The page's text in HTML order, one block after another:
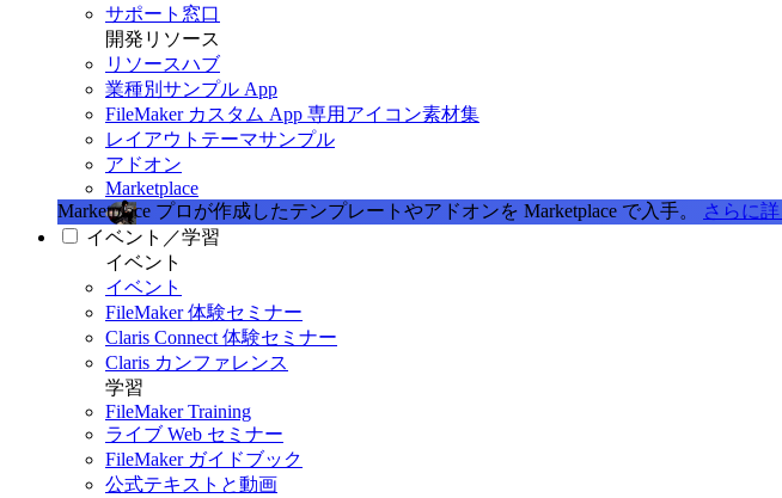
サポート窓口
開発リソース
リソースハブ
業種別サンプル App
FileMaker カスタム App 専用アイコン素材集
レイアウトテーマサンプル
アドオン
Marketplace
Marketplace プロが作成したテンプレートやアドオンを Marketplace で入手。
さらに詳
イベント／学習
イベント
イベント
FileMaker 体験セミナー
Claris Connect 体験セミナー
Claris カンファレンス
学習
FileMaker Training
ライブ Web セミナー
FileMaker ガイドブック
公式テキストと動画